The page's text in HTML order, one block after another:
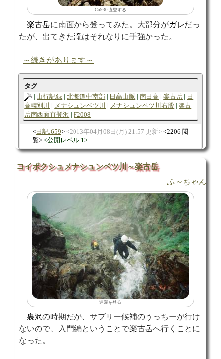
Co930 直登する
楽古岳に南面から登ってみた。大部分がガレだっ
たが、出てきた滝はそれなりに手強かった。
～続きがあります～
タグ
山行記録
北海道中南部 日高山脈 南日高 楽古岳
日
高幌別川
メナシュンベツ川 メナシュンベツ川右股
楽古
岳南西面直登沢
F2008
日記:659 2013年04月08日(月) 21:57 更新
2206 閲
覧
公開レベル 1
コイボクシュメナシュンベツ川～楽古岳
ふ～ちゃん
連瀑を登る
裏沢の時期だが、サブリー候補のうっちーが行け
ないので、入門編ということで楽古岳へ行くことに
なった。